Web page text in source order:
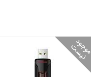
م
و
ج
و
د
ن
ی
س
ت